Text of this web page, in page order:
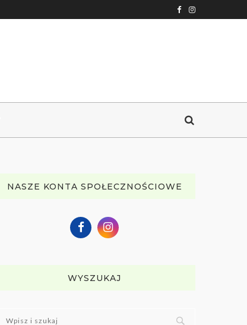
NASZE KONTA SPOŁECZNOŚCIOWE
WYSZUKAJ